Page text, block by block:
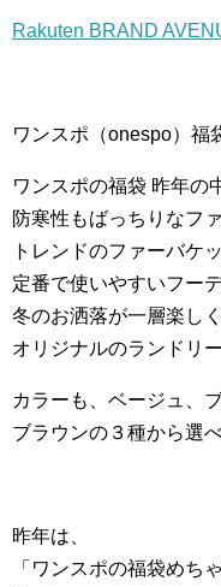
Rakuten BRAND
ワンスポ（onespo）福
ワンスポの福袋 昨年の
防寒性もばっちりなフ
トレンドのファーバケ
定番で使いやすいフー
冬のお洒落が一層楽し
オリジナルのランドリ
カラーも、ベージュ、
ブラウンの３種から選
昨年は、
「ワンスポの福袋めち